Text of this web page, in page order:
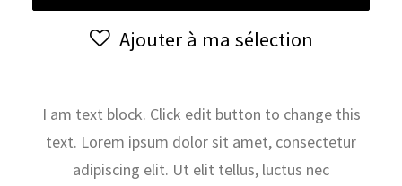
Ajouter à ma sélection
I am text block. Click edit button to change this
text. Lorem ipsum dolor sit amet, consectetur
adipiscing elit. Ut elit tellus, luctus nec